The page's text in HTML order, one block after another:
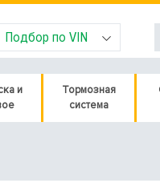
Подбор по VIN
и
Тормозная
система